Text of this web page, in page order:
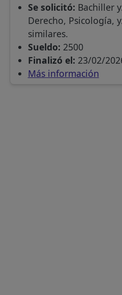
Se solicitó: Bachiller
Derecho, Psicología,
similares.
Sueldo: 2500
Finalizó el: 23/02/
Más información